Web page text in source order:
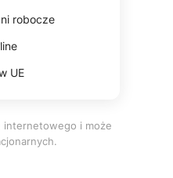
robocze
UE
internetowego i może